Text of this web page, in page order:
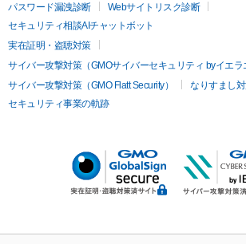
パスワード漏洩診断
Webサイトリスク診断
セキュリティ相談AIチャットボット
実在証明・盗聴対策
サイバー攻撃対策（GMOサイバーセキュリティ byイエラ
サイバー攻撃対策（GMO Flatt Security）
なりすまし
セキュリティ事業の軌跡